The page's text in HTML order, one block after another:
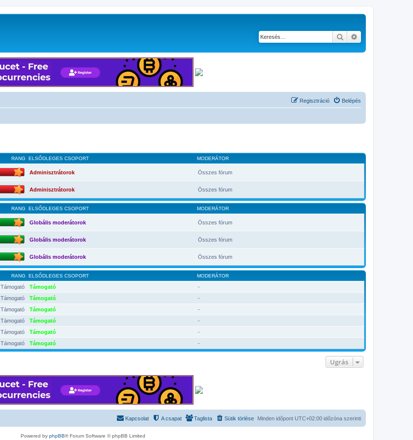
Keresés
Belépés
Regisztráció
RANG ELSŐDLEGES CSOPORT MODERÁTOR
Adminisztrátorok Összes fórum
Adminisztrátorok Összes fórum
RANG ELSŐDLEGES CSOPORT MODERÁTOR
Globális moderátorok Összes fórum
Globális moderátorok Összes fórum
Globális moderátorok Összes fórum
RANG ELSŐDLEGES CSOPORT MODERÁTOR
Támogató Támogató
-
Támogató
Támogató
-
Támogató
Támogató
-
Támogató
Támogató
-
Támogató
Támogató
-
Támogató
Támogató -
Ugrás
Minden időpont UTC+02:00 időzóna szerinti
Sütik törlése
Taglista
A csapat
Kapcsolat
Powered by phpBB® Forum Software © phpBB Limited